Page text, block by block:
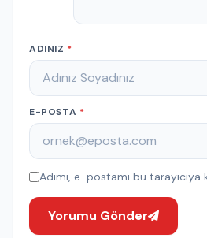
ADINIZ *
E-POSTA *
Adımı, e-postamı bu tarayıcıya
Yorumu Gönder